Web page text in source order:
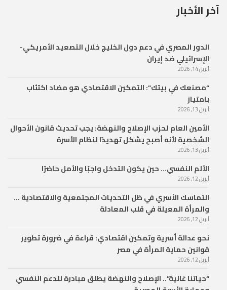
آخر الأخبار
الدور المصري في دعم دول الخليج خلال التصعيد الأمريكي-
الإسرائيلي ضد إيران
أبريل 14, 2026
“مصنعك في بيتك”: التمكين الاقتصادي هو مضاد اكتئاب
بامتياز
أبريل 13, 2026
الأمين العام لحزب الإصلاح والنهضة: يجب تحديث قانون الأحوال
الشخصية لأنه أصبح يشكل تهديدًا لنظام الأسرة
أبريل 13, 2026
الألم النفسي… حين يكون التدخل واجبًا والأمل حاضرًا
أبريل 12, 2026
التماسك الأسري في ظل التحديات المجتمعية والاقتصادية …
والمرأة المعيلة في قلب المعادلة
أبريل 12, 2026
نحو عدالة أسرية وتمكين اقتصادي: قراءة في ضرورة تطوير
قوانين حماية المرأة في مصر
أبريل 12, 2026
“حياتنا غالية”.. الإصلاح والنهضة يطلق مبادرة للدعم النفسي